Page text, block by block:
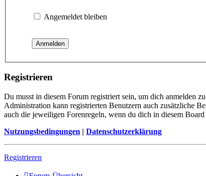
Angemeldet bleiben
Registrieren
Du musst in diesem Forum registriert sein, um dich anmelden
Administration kann registrierten Benutzern auch zusätzliche
auch die jeweiligen Forenregeln, wenn du dich in diesem Board
Nutzungsbedingungen | Datenschutzerklärung
Registrieren